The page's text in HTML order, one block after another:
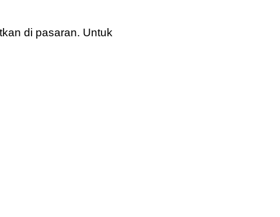
di pasaran. Untuk